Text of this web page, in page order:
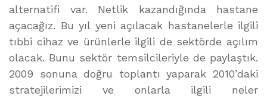
alternatifi var. Netlik kazandığında hastane
açacağız. Bu yıl yeni açılacak hastanelerle ilgili
tıbbi cihaz ve ürünlerle ilgili de sektörde açılım
olacak. Bunu sektör temsilcileriyle de paylaştık.
2009 sonuna doğru toplantı yaparak 2010’daki
stratejilerimizi ve onlarla ilgili neler